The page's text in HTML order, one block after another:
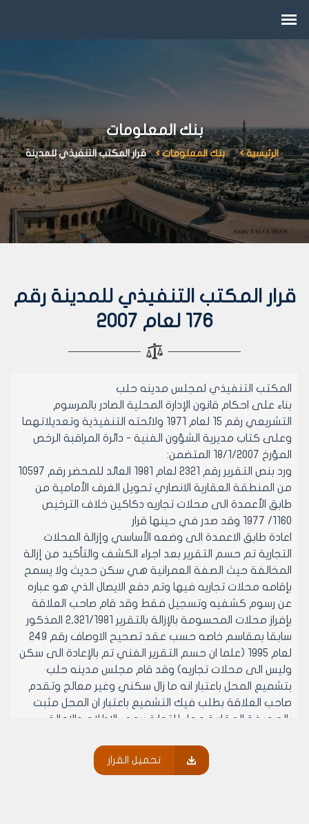
بنك المعلومات
الرئيسية بنك المعلومات قرار المكتب التنفيذي للمدينة
قرار المكتب التنفيذي للمدينة رقم
176 لعام 2007
المكتب التنفيذي لمجلس مدينه حلب
بناء على احكام قانون الإدارة المحلية الصادر بالمرسوم
التشريعي رقم 15 لعام 1971 ولائحته التنفيذية وتعديلاتهما
وعلى كتاب مديرية الشؤون الفنية - دائرة المراقبة الرخص
المؤرخ 18/1/2007 المتضمن:
ورد بنص التقرير رقم 2321 لعام 1981 العائد للمحضر رقم 10597
من المنطقة العقارية الانصاري تحويل الغرف الأمامية من
طابق الأعمدة الى محلات تجاريه دكاكين خلاف الترخيص
1160/ 1977 وقد صدر في حينها قرار
اعادة طابق الاعمدة الى وضعه الأساسي وإزالة المحلات
التجارية تم حسم التقرير بعد اجراء الكشف والتأكيد من إزالة
المخالفة حيث الصفة العمرانية هي سكن حديث ولا يسمح
بإقامه محلات تجاريه فيها وتم دفع الايصال الذي هو عباره
عن رسوم كشفيه وتسجيل فقط وقد قام صاحب العلاقة
بإفراز محلات المحسومة بالإزالة بالتقرير 2,321/1981 المذكور
سابقا بمقاسم خاصه حسب عقد تصحيح الاوصاف رقم 249
لعام 1995 (علما ان حسم التقرير الفني تم بالإعادة الى سكن
وليس الى محلات تجاريه) وقد قام مجلس مدينه حلب
بتشميع المحل باعتبار انه ما زال سكني وغير معالج وتقدم
صاحب العلاقة بطلب فيك التشميع باعتبار ان المحل مثبت
بالصحيفة العقارية محل للتجارة يرجى الاطلاع والإحالة
وعلى حاشية عضو المكتب التنفيذي لمجلس مدينه حلب
الاستاذ محمد شياح المؤرخة 17/3/2007 المسطرة على
تحميل القرار